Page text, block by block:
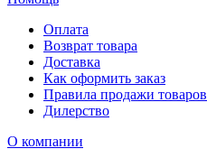
Оплата
Возврат товара
Доставка
Как оформить заказ
Правила продажи товаров
Дилерство
О компании